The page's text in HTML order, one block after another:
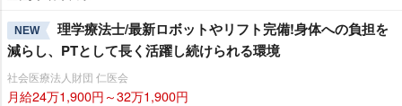
NEW
理学療法士/最新ロボットやリフト完備!身体への負担を
減らし、PTとして長く活躍し続けられる環境
社会医療法人財団 仁医会
月給24万1,900円～32万1,900円